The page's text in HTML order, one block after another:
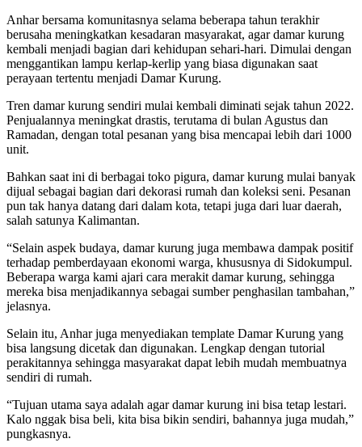
Anhar bersama komunitasnya selama beberapa tahun terakhir
berusaha meningkatkan kesadaran masyarakat, agar damar kurung
kembali menjadi bagian dari kehidupan sehari-hari. Dimulai dengan
menggantikan lampu kerlap-kerlip yang biasa digunakan saat
perayaan tertentu menjadi Damar Kurung.
Tren damar kurung sendiri mulai kembali diminati sejak tahun 2022.
Penjualannya meningkat drastis, terutama di bulan Agustus dan
Ramadan, dengan total pesanan yang bisa mencapai lebih dari 1000
unit.
Bahkan saat ini di berbagai toko pigura, damar kurung mulai banyak
dijual sebagai bagian dari dekorasi rumah dan koleksi seni. Pesanan
pun tak hanya datang dari dalam kota, tetapi juga dari luar daerah,
salah satunya Kalimantan.
“Selain aspek budaya, damar kurung juga membawa dampak positif
terhadap pemberdayaan ekonomi warga, khususnya di Sidokumpul.
Beberapa warga kami ajari cara merakit damar kurung, sehingga
mereka bisa menjadikannya sebagai sumber penghasilan tambahan,”
jelasnya.
Selain itu, Anhar juga menyediakan template Damar Kurung yang
bisa langsung dicetak dan digunakan. Lengkap dengan tutorial
perakitannya sehingga masyarakat dapat lebih mudah membuatnya
sendiri di rumah.
“Tujuan utama saya adalah agar damar kurung ini bisa tetap lestari.
Kalo nggak bisa beli, kita bisa bikin sendiri, bahannya juga mudah,”
pungkasnya.